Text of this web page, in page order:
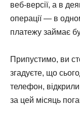
веб-версії, а в
операції — в
платежу займає
Припустимо, ви
згадуєте, що
телефон,
за цей місяць